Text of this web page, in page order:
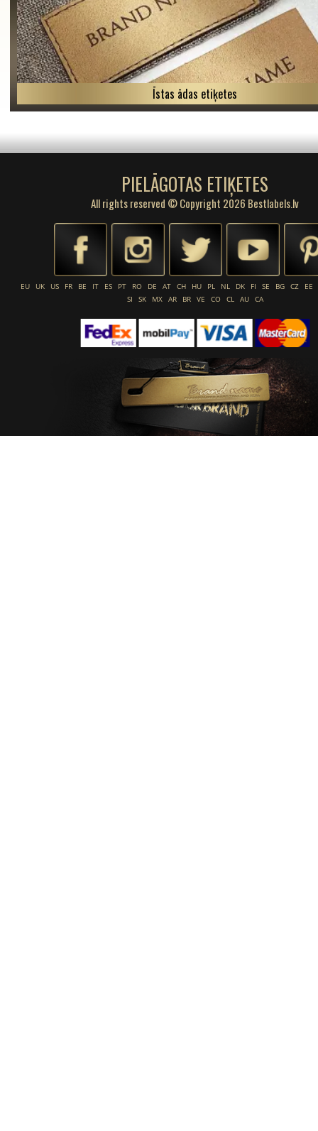
Īstas ādas etiķetes
PIELĀGOTAS ETIĶETES
All rights reserved © Copyright 2026 Bestlabels.lv
EU UK US FR BE IT ES PT RO DE AT CH HU PL NL DK FI SE BG CZ
EE
SI
SK MX AR BR VE CO CL AU CA